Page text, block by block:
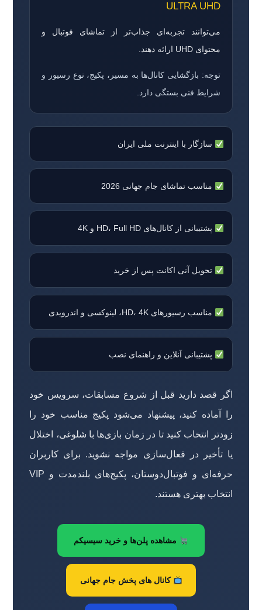
ULTRA UHD
می‌توانند تجربه‌ای جذاب‌تر از تماشای فوتبال و
محتوای UHD ارائه دهند.
توجه: بازگشایی کانال‌ها به مسیر، پکیج، نوع رسیور و
شرایط فنی بستگی دارد.
سازگار با اینترنت ملی ایران
مناسب تماشای جام جهانی 2026
پشتیبانی از کانال‌های HD، Full HD و 4K
تحویل آنی اکانت پس از خرید
مناسب رسیورهای HD، 4K، لینوکسی و اندرویدی
پشتیبانی آنلاین و راهنمای نصب
اگر قصد دارید قبل از شروع مسابقات، سرویس خود
را آماده کنید، پیشنهاد می‌شود پکیج مناسب خود را
زودتر انتخاب کنید تا در زمان بازی‌ها با شلوغی، اختلال
یا تأخیر در فعال‌سازی مواجه نشوید. برای کاربران
حرفه‌ای و فوتبال‌دوستان، پکیج‌های بلندمدت و VIP
انتخاب بهتری هستند.
مشاهده پلن‌ها و خرید سیسیکم
کانال های پخش جام جهانی